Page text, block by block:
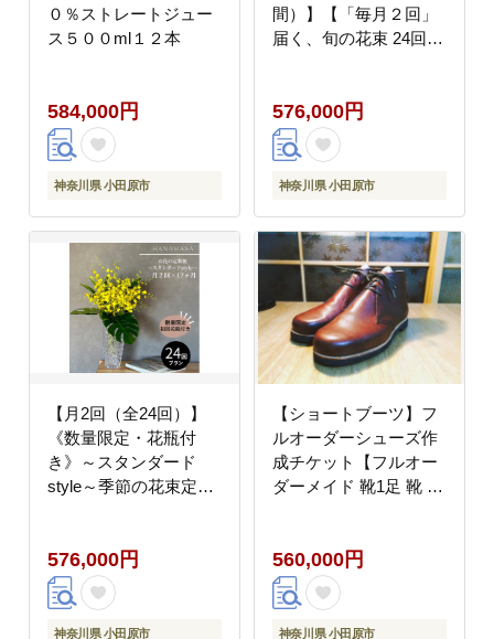
０％ストレートジュー
ス５００ml１２本
584,000円
神奈川県 小田原市
間）】【「毎月２回」
届く、旬の花束 24回
国内主要コンテスト受
賞 贈り物 お花の定期便
１年間届く花束 フラワ
ーライフ 神奈川県 小田
576,000円
神奈川県 小田原市
【月2回（全24回）】
《数量限定・花瓶付
き》～スタンダード
style～季節の花束定期
神奈川県 小田原市 】
576,000円
神奈川県 小田原市
【ショートブーツ】フ
ルオーダーシューズ作
成チケット【フルオー
ダーメイド 靴1足 靴 採
工房 イタリア産 国産
記念 プレゼント 就職祝
い お祝い 神奈川県 小
田原市 】
560,000円
神奈川県 小田原市